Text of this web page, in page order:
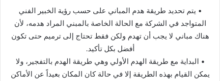
• يتم تحديد طريقة هدم المباني على حسب رؤية الخبير الفني
المتواجد في الشركة مع الحالة الخاصة بالمبني المراد هدمه، لأن
هناك مباني لا يجب أن تهدم ولكن فقط تحتاج إلى ترميم حتى تكون
أفضل بكل تأكيد.
• البداية مع طريقة الهدم الأولي وهي طريقة الهدم بالتفجير، ولا
يمكن القيام بهذه الطريقة إلا في حالة كان المكان بعيداً عن الأماكن